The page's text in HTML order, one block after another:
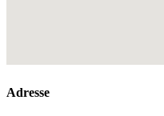
Adresse